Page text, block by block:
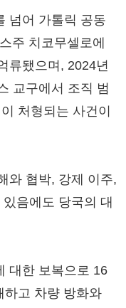
넘어 가톨릭 공동
주 치코무셀로에
류됐으며, 2024년
교구에서 조직 범
처형되는 사건이
와 협박, 강제 이주,
음에도 당국의 대
대한 보복으로 16
하고 차량 방화와